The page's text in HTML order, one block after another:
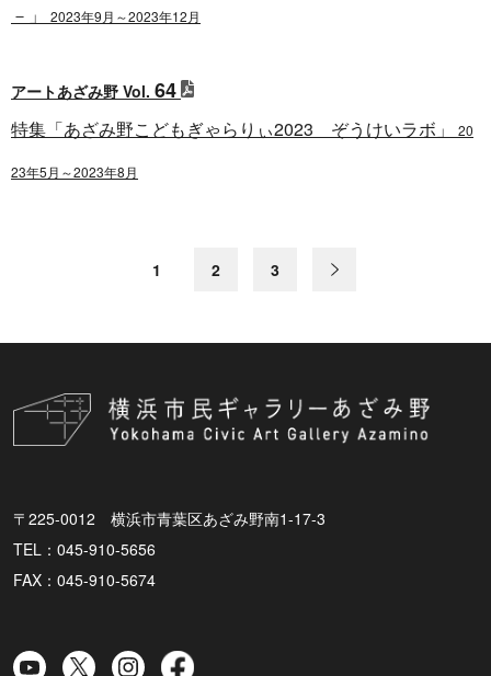
－」
2023年9月～2023年12月
アートあざみ野 Vol. 64
特集「あざみ野こどもぎゃらりぃ2023 ぞうけいラボ」 20
23年5月～2023年8月
1 2 3
〒225-0012 横浜市青葉区あざみ野南1-17-3
TEL：045-910-5656
FAX：045-910-5674